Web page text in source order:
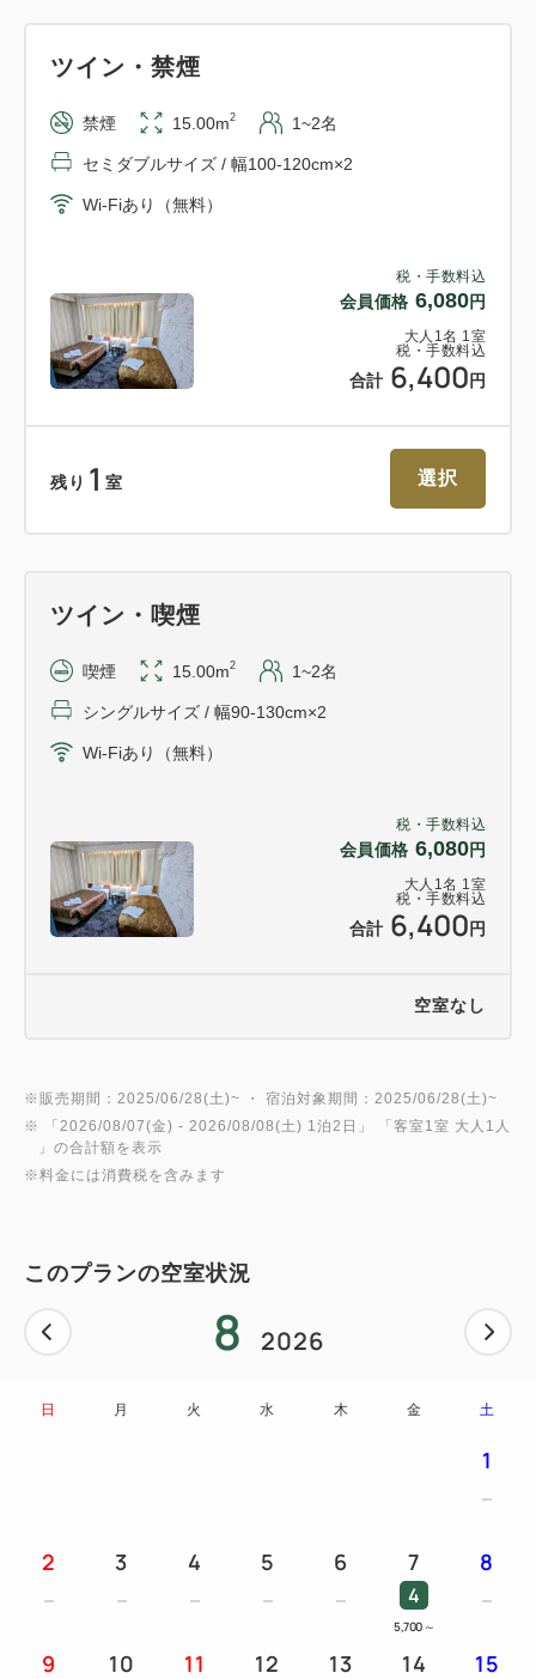
税・手数料込
会員価格 6,080円
大人 1 名 1 室
税・手数料込
合計 6,400 円
ツイン・禁煙
禁煙 15.00m2 1~2名
セミダブルサイズ / 幅100-120cm×2
Wi-Fiあり（無料）
残り 1 室 選択
税・手数料込
会員価格 6,080円
大人 1 名 1 室
税・手数料込
合計 6,400 円
ツイン・喫煙
喫煙 15.00m2 1~2名
シングルサイズ / 幅90-130cm×2
Wi-Fiあり（無料）
空室なし
※販売期間：2025/06/28(土)~ ・ 宿泊対象期間：2025/06/28(土)~
※ 「 2026/08/07(金) - 2026/08/08(土) 1泊2日 」 「客室1室 大人1人
」の合計額を表示
※料金には消費税を含みます
このプランの空室状況
8 2026
日 月 火 水 木 金 土
1
2 3 4 5 6 7
4
5,700 ～
8
9 10 11 12 13 14 15